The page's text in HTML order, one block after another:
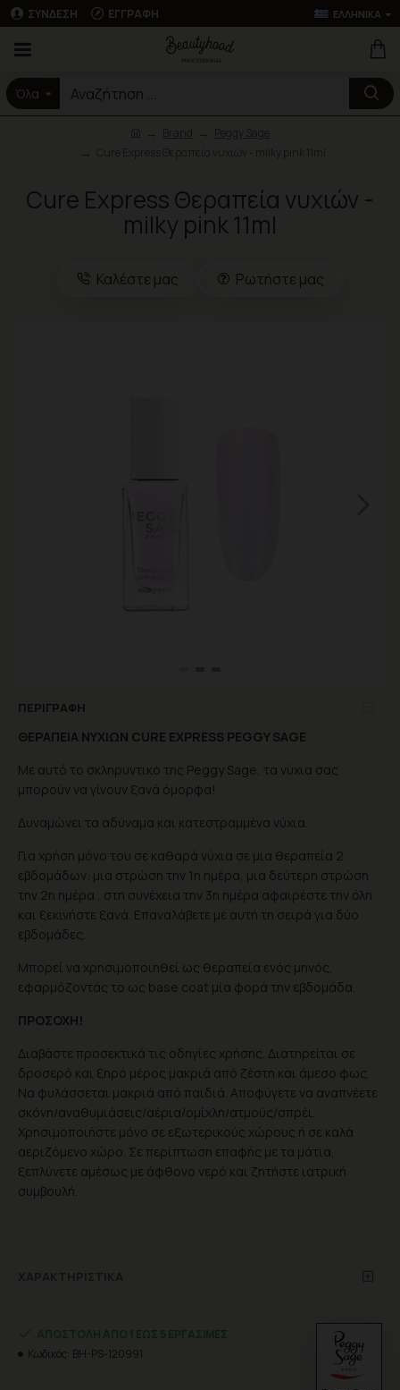
ΣΎΝΔΕΣΗ ΕΓΓΡΑΦΉ ΕΛΛΗΝΙΚΆ
Όλα
Cure Express Θεραπεία νυχιών -
milky pink 11ml
Καλέστε μας Ρωτήστε μας
ΠΕΡΙΓΡΑΦΉ
ΘΕΡΑΠΕΙΑ ΝΥΧΙΩΝ CURE EXPRESS PEGGY SAGE
Με αυτό το σκληρυντικό της Peggy Sage, τα νύχια σας
μπορούν να γίνουν ξανά όμορφα!
Δυναμώνει τα αδύναμα και κατεστραμμένα νύχια.
Για χρήση μόνο του σε καθαρά νύχια σε μια θεραπεία 2
εβδομάδων: μια στρώση την 1η ημέρα, μια δεύτερη στρώση
την 2η ημέρα , στη συνέχεια την 3η ημέρα αφαιρέστε την όλη
και ξεκινήστε ξανά. Επαναλάβετε με αυτή τη σειρά για δύο
εβδομάδες.
Μπορεί να χρησιμοποιηθεί ως θεραπεία ενός μηνός,
εφαρμόζοντάς το ως base coat μία φορά την εβδομάδα.
ΠΡΟΣΟΧΗ!
Διαβάστε προσεκτικά τις οδηγίες χρήσης. Διατηρείται σε
δροσερό και ξηρό μέρος μακριά από ζέστη και άμεσο φως.
Να φυλάσσεται μακριά από παιδιά. Αποφύγετε να αναπνέετε
σκόνη/αναθυμιάσεις/αέρια/ομίχλη/ατμούς/σπρέι.
Χρησιμοποιήστε μόνο σε εξωτερικούς χώρους ή σε καλά
αεριζόμενο χώρο. Σε περίπτωση επαφής με τα μάτια,
ξεπλύνετε αμέσως με άφθονο νερό και ζητήστε ιατρική
συμβουλή.
ΑΠΟΣΤΟΛΉ ΑΠΌ 1 ΈΩΣ 5 ΕΡΓΆΣΙΜΕΣ
Κωδικός: BH-PS-120991